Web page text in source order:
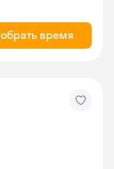
время